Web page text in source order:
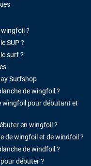
wingfoil ?
SUP ?
surf ?
Surfshop
de wingfoil ?
wingfoil pour débutant et
en wingfoil ?
de wingfoil et de windfoil ?
de windfoil ?
débuter ?